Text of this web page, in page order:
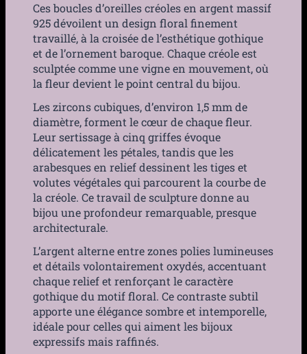
Ces boucles d’oreilles créoles en argent massif
925 dévoilent un design floral finement
travaillé, à la croisée de l’esthétique gothique
et de l’ornement baroque. Chaque créole est
sculptée comme une vigne en mouvement, où
la fleur devient le point central du bijou.
Les zircons cubiques, d’environ 1,5 mm de
diamètre, forment le cœur de chaque fleur.
Leur sertissage à cinq griffes évoque
délicatement les pétales, tandis que les
arabesques en relief dessinent les tiges et
volutes végétales qui parcourent la courbe de
la créole. Ce travail de sculpture donne au
bijou une profondeur remarquable, presque
architecturale.
L’argent alterne entre zones polies lumineuses
et détails volontairement oxydés, accentuant
chaque relief et renforçant le caractère
gothique du motif floral. Ce contraste subtil
apporte une élégance sombre et intemporelle,
idéale pour celles qui aiment les bijoux
expressifs mais raffinés.